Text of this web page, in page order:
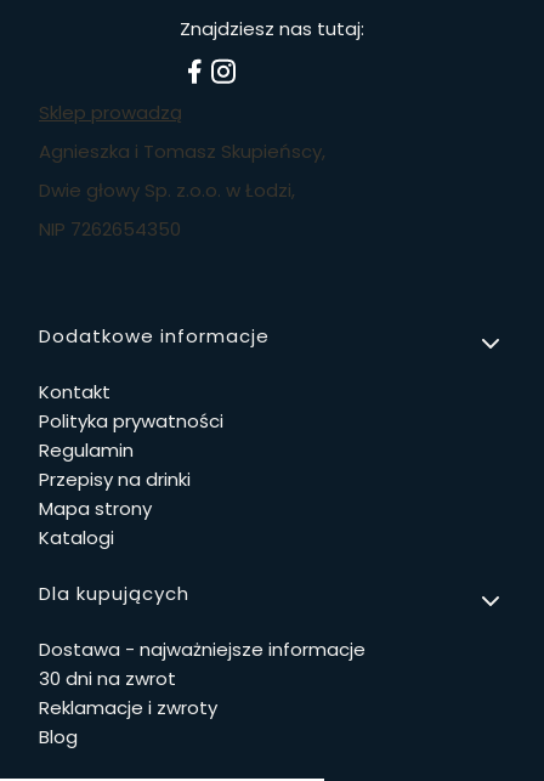
Znajdziesz nas tutaj:
Sklep prowadzą
Agnieszka i Tomasz Skupieńscy,
Dwie głowy Sp. z.o.o. w Łodzi,
NIP 7262654350
Linki w stopce
Dodatkowe informacje
Kontakt
Polityka prywatności
Regulamin
Przepisy na drinki
Mapa strony
Katalogi
Dla kupujących
Dostawa - najważniejsze informacje
30 dni na zwrot
Reklamacje i zwroty
Blog